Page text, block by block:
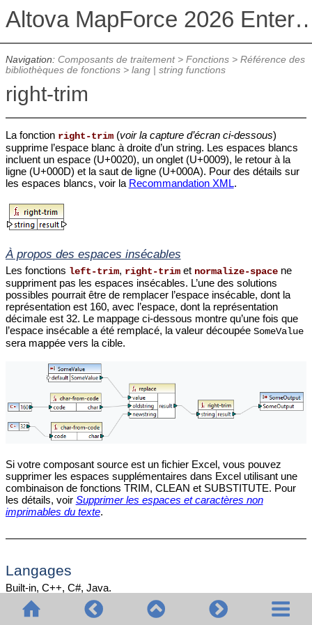
Altova MapForce 2026
Navigation: Composants de traitement> Fonctions> Référence des
bibliothèques de fonctions> lang | string functions
right-trim
La fonction right-trim(voir la capture d’écran ci-dessous)
supprime l’espace blanc à droite d’un string. Les espaces blancs
incluent un espace (U+0020), un onglet (U+0009), le retour à la
ligne (U+000D) et la saut de ligne (U+000A). Pour des détails sur
les espaces blancs, voir la Recommandation XML.
À propos des espaces insécables
Les fonctions left-trim, right-trimet normalize-spacene
suppriment pas les espaces insécables. L’une des solutions
possibles pourrait être de remplacer l’espace insécable, dont la
représentation est 160, avec l’espace, dont la représentation
décimale est 32. Le mappage ci-dessous montre qu’une fois que
l’espace insécable a été remplacé, la valeur découpée SomeValue
sera mappée vers la cible.
Si votre composant source est un fichier Excel, vous pouvez
supprimer les espaces supplémentaires dans Excel utilisant une
combinaison de fonctions TRIM, CLEAN et SUBSTITUTE. Pour
les détails, voir Supprimer les espaces et caractères non
imprimables du texte.
Langages
Built-in, C++, C#, Java.